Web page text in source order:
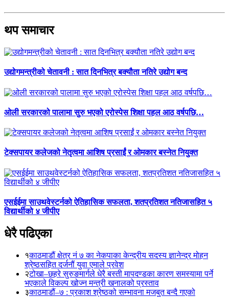
थप समाचार
उद्योगमन्त्रीको चेतावनी : सात दिनभित्र बक्यौता नतिरे उद्योग बन्द
ओली सरकारको पालामा सुरु भएको एरोस्पेस शिक्षा पहल आठ वर्षपछि…
टेक्सपायर कलेजको नेतृत्वमा आशिष प्रसाईं र ओमकार बस्नेत नियुक्त
एसईईमा साउथवेस्टर्नको ऐतिहासिक सफलता, शतप्रतिशत नतिजासहित ५
विद्यार्थीको ४ जीपीए
धेरै पढिएका
१काठमाडौं क्षेत्र नं ७ का नेकपाका केन्द्रीय सदस्य ज्ञानेन्द्र मोहन
श्रेष्ठसहित दर्जनौं युवा एमाले प्रवेश
२टोखा–छहरे सुरुङमार्गले धेरै बस्ती मापदण्डका कारण समस्यामा पर्ने
भएकाले विकल्प खोज्न मन्त्री खनालको प्रस्ताव
३काठमाडौं–७ : प्रकाश श्रेष्ठको सम्भावना मजबुत बन्दै गएको